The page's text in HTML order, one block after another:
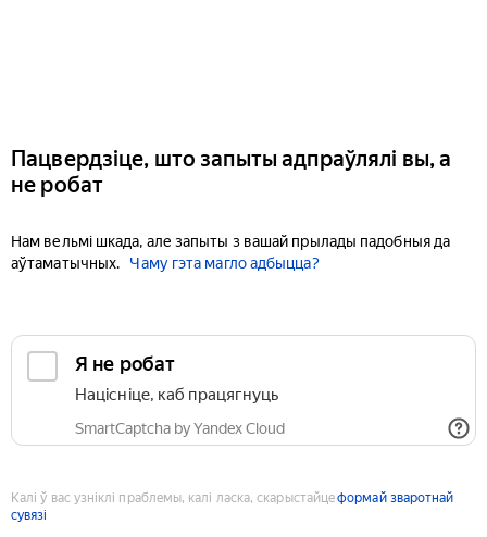
Пацвердзіце, што запыты адпраўлялі вы, а
не робат
Нам вельмі шкада, але запыты з вашай прылады падобныя да
аўтаматычных.
Чаму гэта магло адбыцца?
Я не робат
Націсніце, каб працягнуць
SmartCaptcha by Yandex Cloud
Калі ў вас узніклі праблемы, калі ласка, скарыстайцеформай зваротнай
сувязі